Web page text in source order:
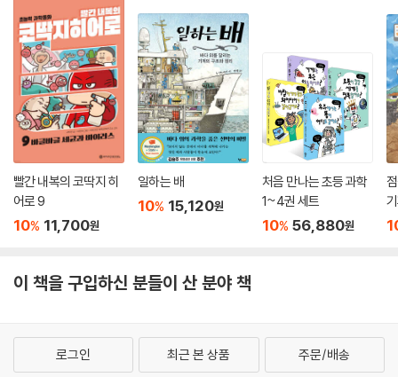
빨간 내복의 코딱지 히
어로 9
10% 11,700원
일하는 배
10% 15,120원
처음 만나는 초등 과학
1~4권 세트
10% 56,880원
이 책을 구입하신 분들이 산 분야 책
로그인 최근 본 상품 주문/배송